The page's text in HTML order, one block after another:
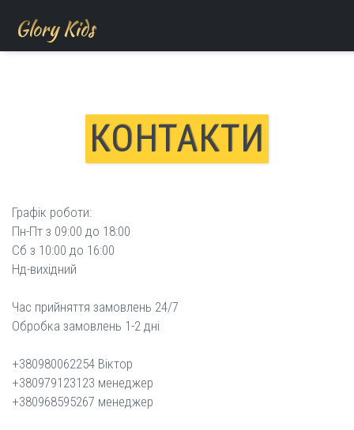
Glory Kids
КОНТАКТИ
Графік роботи:
Пн-Пт з 09:00 до 18:00
Сб з 10:00 до 16:00
Нд-вихідний
Час прийняття замовлень 24/7
Обробка замовлень 1-2 дні
+380980062254 Віктор
+380979123123 менеджер
+380968595267 менеджер